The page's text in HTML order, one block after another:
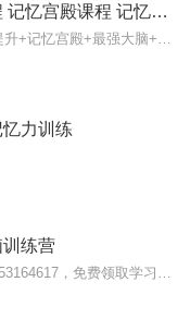
最强大脑记忆力训练教程 记忆宫殿课程 记忆大师训练
力训练
练营